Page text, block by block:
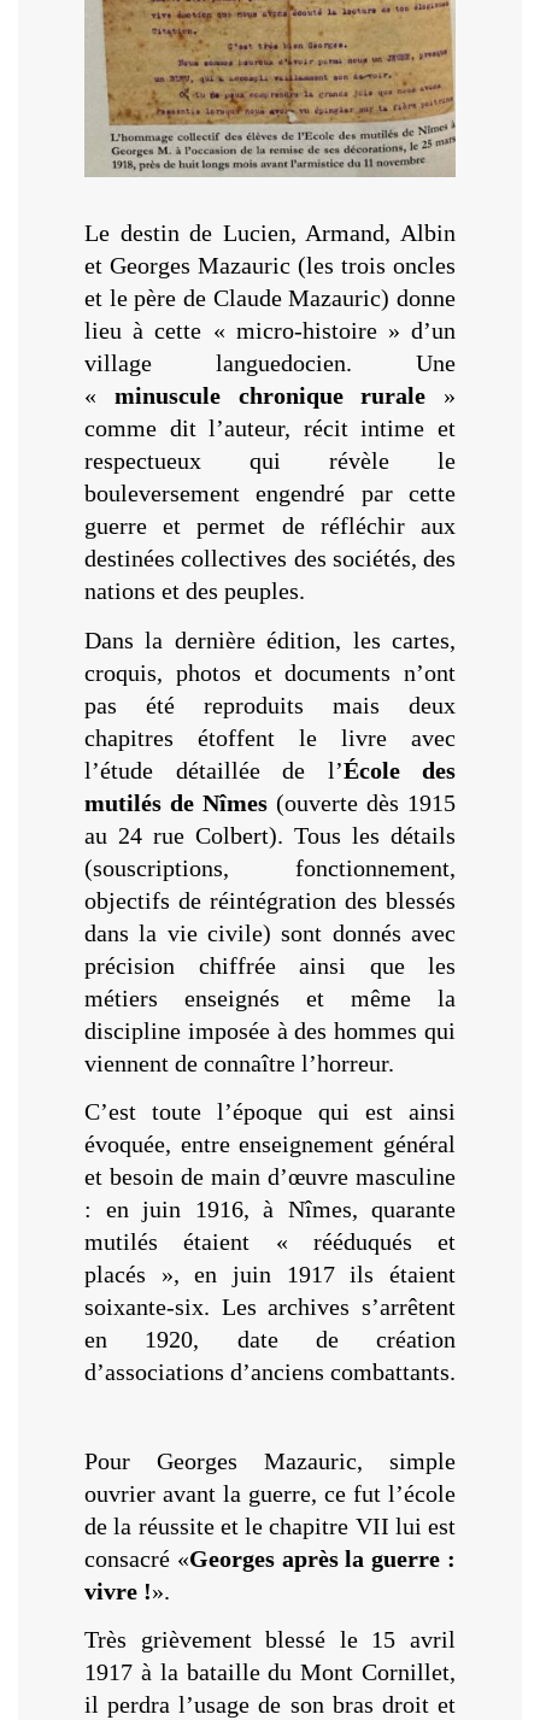
Le destin de Lucien, Armand, Albin
et Georges Mazauric (les trois oncles
et le père de Claude Mazauric) donne
lieu à cette « micro-histoire » d’un
village languedocien. Une
« minuscule chronique rurale »
comme dit l’auteur, récit intime et
respectueux qui révèle le
bouleversement engendré par cette
guerre et permet de réfléchir aux
destinées collectives des sociétés, des
nations et des peuples.
Dans la dernière édition, les cartes,
croquis, photos et documents n’ont
pas été reproduits mais deux
chapitres étoffent le livre avec
l’étude détaillée de l’Écoledes
mutilés de Nîmes (ouverte dès 1915
au 24 rue Colbert). Tous les détails
(souscriptions, fonctionnement,
objectifs de réintégration des blessés
dans la vie civile) sont donnés avec
précision chiffrée ainsi que les
métiers enseignés et même la
discipline imposée à des hommes qui
viennent de connaître l’horreur.
C’est toute l’époque qui est ainsi
évoquée, entre enseignement général
et besoin de main d’œuvre masculine
: en juin 1916, à Nîmes, quarante
mutilés étaient « rééduqués et
placés », en juin 1917 ils étaient
soixante-six. Les archives s’arrêtent
en 1920, date de création
d’associations d’anciens combattants.
Pour Georges Mazauric, simple
ouvrier avant la guerre, ce fut l’école
de la réussite et le chapitre VII lui est
consacré «Georges après la guerre :
vivre !».
Très grièvement blessé le 15 avril
1917 à la bataille du Mont Cornillet,
il perdra l’usage de son bras droit et